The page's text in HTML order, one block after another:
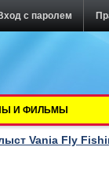
с паролем
И ФИЛЬМЫ
Vania Fly